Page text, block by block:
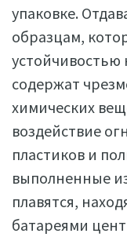
упаковке.
образцам,
устойчивостью
содержат
химических
воздействие
пластиков и
выполненные
плавятся,
батареями